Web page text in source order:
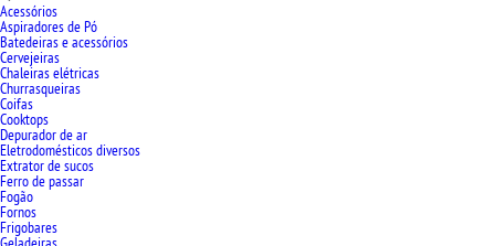
Acessórios
Aspiradores de Pó
Batedeiras e acessórios
Cervejeiras
Chaleiras elétricas
Churrasqueiras
Coifas
Cooktops
Depurador de ar
Eletrodomésticos diversos
Extrator de sucos
Ferro de passar
Fogão
Fornos
Frigobares